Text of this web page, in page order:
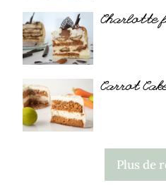
Charlotte
Carrot
Plus de